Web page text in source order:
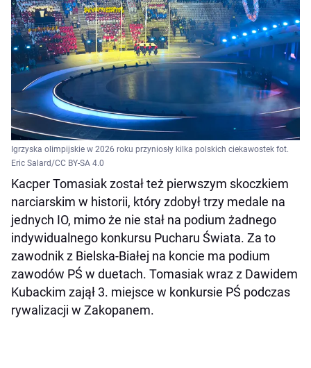
Igrzyska olimpijskie w 2026 roku przyniosły kilka polskich ciekawostek fot.
Eric Salard/CC BY-SA 4.0
Kacper Tomasiak został też pierwszym skoczkiem
narciarskim w historii, który zdobył trzy medale na
jednych IO, mimo że nie stał na podium żadnego
indywidualnego konkursu Pucharu Świata. Za to
zawodnik z Bielska-Białej na koncie ma podium
zawodów PŚ w duetach. Tomasiak wraz z Dawidem
Kubackim zajął 3. miejsce w konkursie PŚ podczas
rywalizacji w Zakopanem.